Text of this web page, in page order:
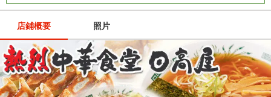
店鋪概要 照片